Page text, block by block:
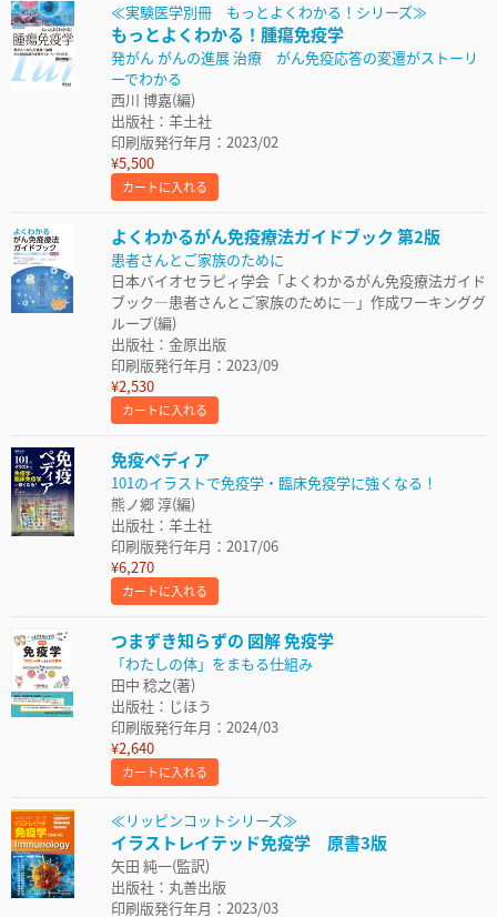
≪実験医学別冊 もっとよくわかる！シリーズ≫
もっとよくわかる！腫瘍免疫学
発がん がんの進展 治療 がん免疫応答の変遷がストーリ
ーでわかる
西川 博嘉(編)
出版社：羊土社
印刷版発行年月：2023/02
¥5,500
カートに入れる
よくわかるがん免疫療法ガイドブック 第2版
患者さんとご家族のために
日本バイオセラピィ学会「よくわかるがん免疫療法ガイド
ブック—患者さんとご家族のために—」作成ワーキンググ
ループ(編)
出版社：金原出版
印刷版発行年月：2023/09
¥2,530
カートに入れる
免疫ペディア
101のイラストで免疫学・臨床免疫学に強くなる！
熊ノ郷 淳(編)
出版社：羊土社
印刷版発行年月：2017/06
¥6,270
カートに入れる
つまずき知らずの 図解 免疫学
「わたしの体」をまもる仕組み
田中 稔之(著)
出版社：じほう
印刷版発行年月：2024/03
¥2,640
カートに入れる
≪リッピンコットシリーズ≫
イラストレイテッド免疫学 原書3版
矢田 純一(監訳)
出版社：丸善出版
印刷版発行年月：2023/03